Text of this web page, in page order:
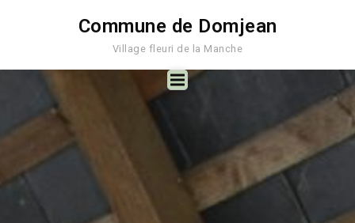
Commune de Domjean
Village fleuri de la Manche